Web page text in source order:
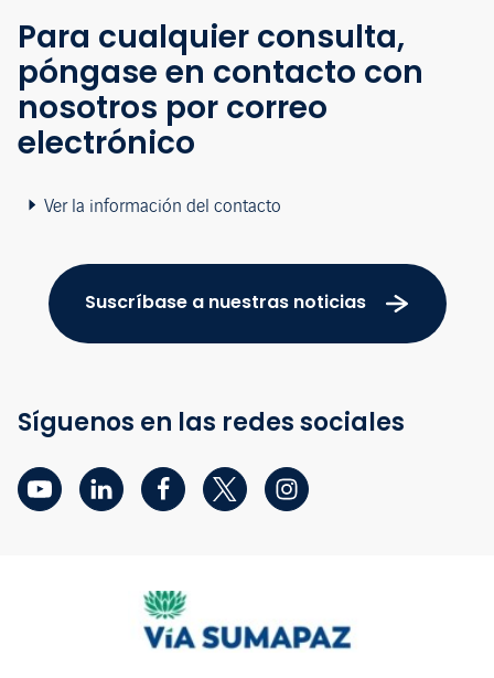
Para cualquier consulta,
póngase en contacto con
nosotros por correo
electrónico
Ver la información del contacto
Suscríbase a nuestras noticias
Síguenos en las redes sociales